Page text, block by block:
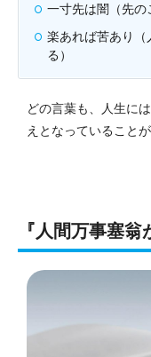
一寸先は闇（先の
楽あれば苦あり（
る）
どの言葉も、人生に
えとなっていること
『人間万事塞